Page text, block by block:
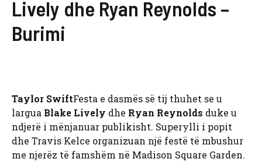
Lively dhe Ryan Reynolds –
Burimi
Taylor SwiftFesta e dasmës së tij thuhet se u
largua Blake Lively dhe Ryan Reynolds duke u
ndjerë i mënjanuar publikisht. Superylli i popit
dhe Travis Kelce organizuan një festë të mbushur
me njerëz të famshëm në Madison Square Garden.